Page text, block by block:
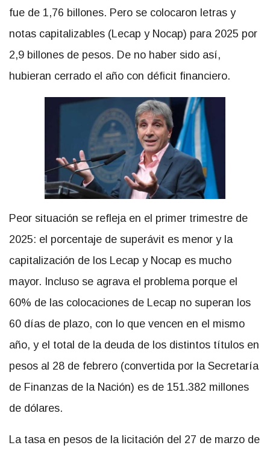
fue de 1,76 billones. Pero se colocaron letras y
notas capitalizables (Lecap y Nocap) para 2025 por
2,9 billones de pesos. De no haber sido así,
hubieran cerrado el año con déficit financiero.
Peor situación se refleja en el primer trimestre de
2025: el porcentaje de superávit es menor y la
capitalización de los Lecap y Nocap es mucho
mayor. Incluso se agrava el problema porque el
60% de las colocaciones de Lecap no superan los
60 días de plazo, con lo que vencen en el mismo
año, y el total de la deuda de los distintos títulos en
pesos al 28 de febrero (convertida por la Secretaría
de Finanzas de la Nación) es de 151.382 millones
de dólares.
La tasa en pesos de la licitación del 27 de marzo de